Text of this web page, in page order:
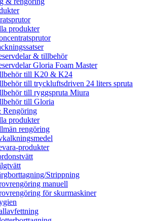
produkter
& tillbehör
Gloria Foam Master
till K20 & K24
till tryckluftsdriven 24 liters spruta
till ryggspruta Miura
till Gloria
Rengöring
produkter
rengöring
produkter
Strippning
manuell
för skurmaskiner